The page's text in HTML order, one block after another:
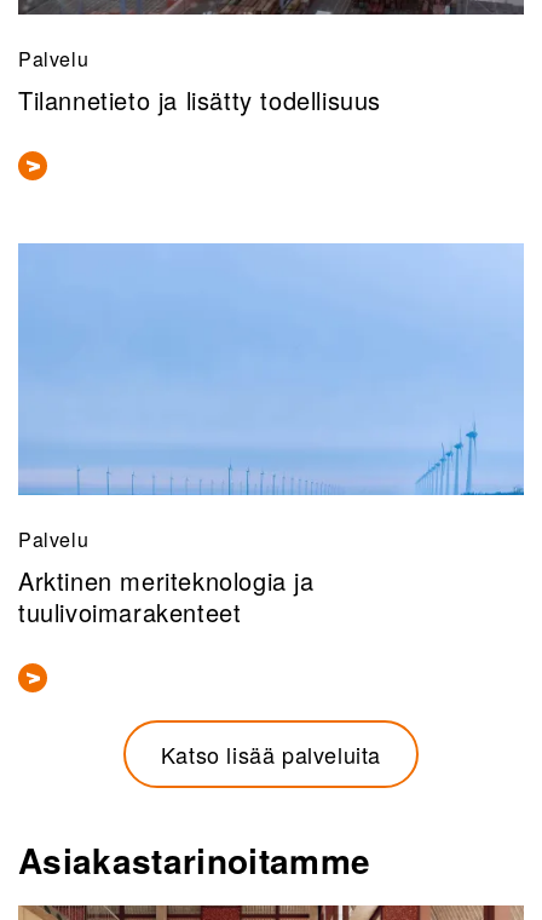
Palvelu
Tilannetieto ja lisätty todellisuus
Palvelu
Arktinen meriteknologia ja
tuulivoimarakenteet
Katso lisää palveluita
Asiakastarinoitamme